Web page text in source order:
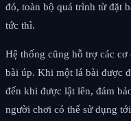
đó, toàn bộ quá trình từ đặt
tức thì.
Hệ thống cũng hỗ trợ các
bài úp. Khi một lá bài được
đến khi được lật lên, đảm
người chơi có thể sử dụng